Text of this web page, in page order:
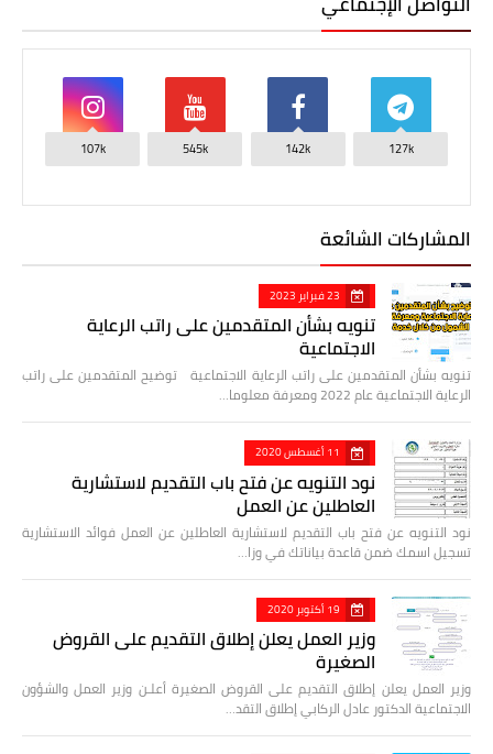
127k
142k
545k
107k
المشاركات الشائعة
23 فبراير 2023
تنويه بشأن المتقدمين على راتب الرعاية
الاجتماعية
تنويه بشأن المتقدمين على راتب الرعاية الاجتماعية توضيح المتقدمين على راتب
الرعاية الاجتماعية عام 2022 ومعرفة معلوما…
11 أغسطس 2020
نود التنويه عن فتح باب التقديم لاستشارية
العاطلين عن العمل
نود التنويه عن فتح باب التقديم لاستشارية العاطلين عن العمل فوائد الاستشارية
تسجيل اسمك ضمن قاعدة بياناتك في وزا…
19 أكتوبر 2020
وزير العمل يعلن إطلاق التقديم على القروض
الصغيرة
وزير العمل يعلن إطلاق التقديم على القروض الصغيرة أعلـن وزير العمل والشؤون
الاجتماعية الدكتور عادل الركابي إطلاق التقد…